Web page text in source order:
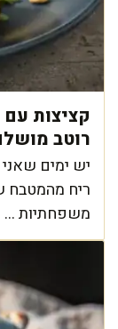
קציצות
רוטב
יש ימים
ריח מהמטבח
משפחתיות ...